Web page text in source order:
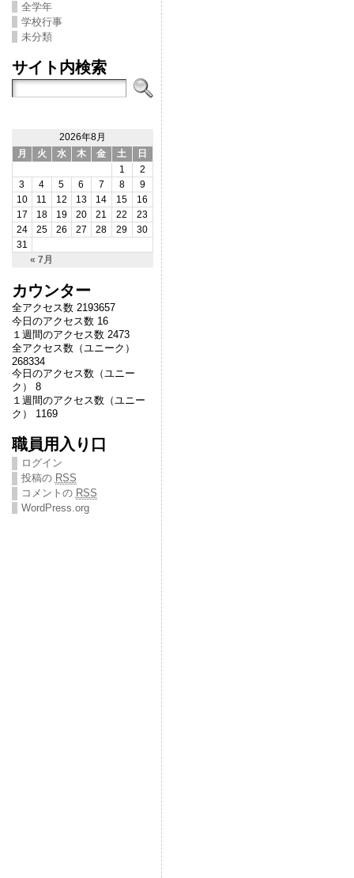
全学年
学校行事
未分類
サイト内検索
2026年8月
月
火 水 木 金 土 日
« 7月
1
2
3
4 5 6 7 8
9
10
11 12 13 14 15
16
17
18 19 20 21 22
23
24
25 26 27 28 29
30
31
カウンター
全アクセス数 2193657
今日のアクセス数 16
１週間のアクセス数 2473
全アクセス数（ユニーク）
268334
今日のアクセス数（ユニー
ク） 8
１週間のアクセス数（ユニー
ク） 1169
職員用入り口
ログイン
投稿の RSS
コメントの RSS
WordPress.org